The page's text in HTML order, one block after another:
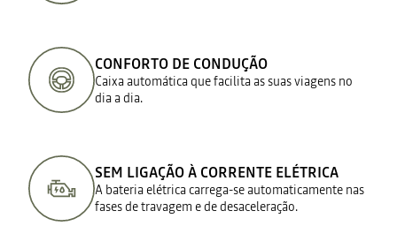
CONFORTO DE CONDUÇÃO
Caixa automática que facilita as suas viagens no
dia a dia.​
SEM LIGAÇÃO À CORRENTE ELÉTRICA
A bateria elétrica carrega-se automaticamente nas
fases de travagem e de desaceleração.​